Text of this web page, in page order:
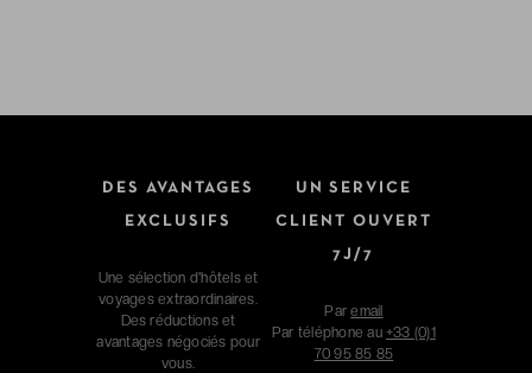
DES AVANTAGES
EXCLUSIFS
Une sélection d'hôtels et
voyages extraordinaires.
Des réductions et
avantages négociés pour
vous.
UN SERVICE
CLIENT OUVERT
7J/7
Paremail
Par téléphone au +33 (0)1
70 95 85 85